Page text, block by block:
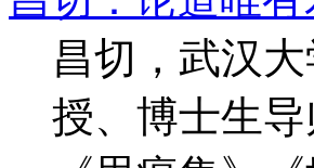
昌切，武汉
授、博士生